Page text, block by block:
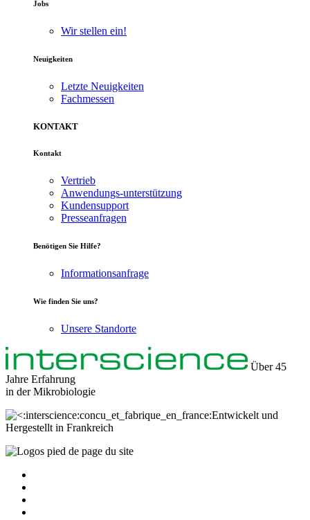
Jobs
Wir stellen ein!
Neuigkeiten
Letzte Neuigkeiten
Fachmessen
KONTAKT
Kontakt
Vertrieb
Anwendungs-unterstützung
Kundensupport
Presseanfragen
Benötigen Sie Hilfe?
Informationsanfrage
Wie finden Sie uns?
Unsere Standorte
Über 45
Jahre Erfahrung
in derMikrobiologie
Entwickelt und
Hergestellt in Frankreich